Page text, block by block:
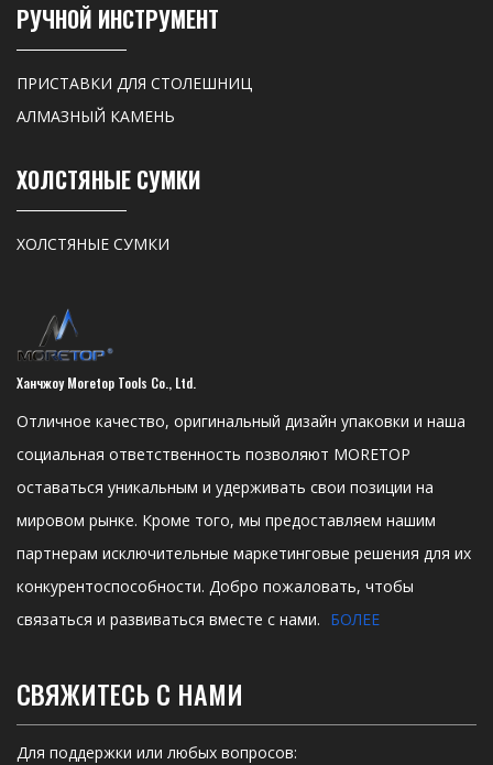
РУЧНОЙ ИНСТРУМЕНТ
ПРИСТАВКИ ДЛЯ СТОЛЕШНИЦ
АЛМАЗНЫЙ КАМЕНЬ
ХОЛСТЯНЫЕ СУМКИ
ХОЛСТЯНЫЕ СУМКИ
Ханчжоу Moretop Tools Co., Ltd.
Отличное качество, оригинальный дизайн упаковки и наша
социальная ответственность позволяют MORETOP
оставаться уникальным и удерживать свои позиции на
мировом рынке. Кроме того, мы предоставляем нашим
партнерам исключительные маркетинговые решения для их
конкурентоспособности. Добро пожаловать, чтобы
связаться и развиваться вместе с нами. БОЛЕЕ
СВЯЖИТЕСЬ С НАМИ
Для поддержки или любых вопросов: